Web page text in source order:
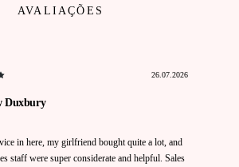
AVALIAÇÕES
26.07.2026
Duxbury
in here, my girlfriend bought quite a lot, and
staff were super considerate and helpful. Sales